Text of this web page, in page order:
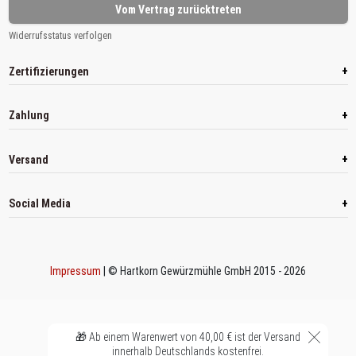
🎁 Ab einem Warenwert von 40,00 € ist der Versand
innerhalb Deutschlands kostenfrei.
Vom Vertrag zurücktreten
Widerrufsstatus verfolgen
Zertifizierungen +
Zahlung +
Versand +
Social Media +
Impressum | © Hartkorn Gewürzmühle GmbH 2015 - 2026